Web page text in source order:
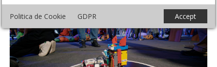
Politica de Cookie GDPR Accept